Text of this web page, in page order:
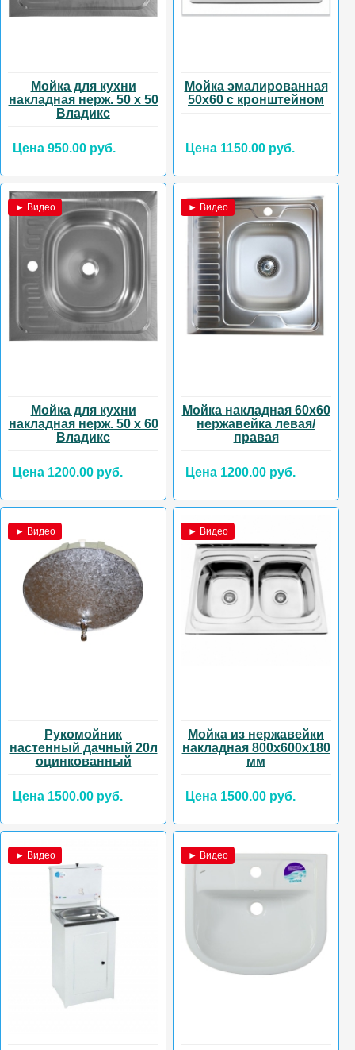
Мойка для кухни
накладная нерж. 50 х 50
Владикс
Цена 950.00 руб.
Мойка эмалированная
50х60 с кронштейном
Цена 1150.00 руб.
► Видео
Мойка для кухни
накладная нерж. 50 х 60
Владикс
Цена 1200.00 руб.
► Видео
Мойка накладная 60х60
нержавейка левая/
правая
Цена 1200.00 руб.
► Видео
Рукомойник
настенный дачный 20л
оцинкованный
Цена 1500.00 руб.
► Видео
Мойка из нержавейки
накладная 800х600х180
мм
Цена 1500.00 руб.
► Видео ► Видео